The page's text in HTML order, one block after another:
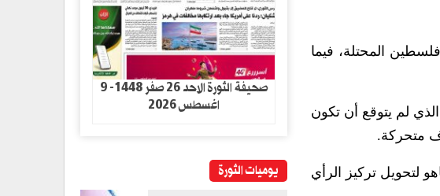
المحتلة، فيما
لم يتوقع أن تكون
متحركة.
لتحويل تركيز الرأي
صحيفة الثورة الاحد 26 صفر 1448- 9
اغسطس 2026
يوميات الثورة